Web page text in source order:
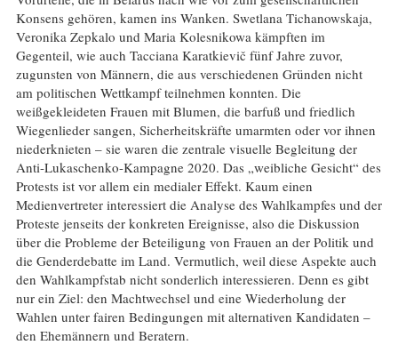
Konsens gehören, kamen ins Wanken. Swetlana Tichanowskaja,
Veronika Zepkalo und Maria Kolesnikowa kämpften im
Gegenteil, wie auch Tacciana Karatkievič fünf Jahre zuvor,
zugunsten von Männern, die aus verschiedenen Gründen nicht
am politischen Wettkampf teilnehmen konnten. Die
weißgekleideten Frauen mit Blumen, die barfuß und friedlich
Wiegenlieder sangen, Sicherheitskräfte umarmten oder vor ihnen
niederknieten – sie waren die zentrale visuelle Begleitung der
Anti-Lukaschenko-Kampagne 2020. Das „weibliche Gesicht“ des
Protests ist vor allem ein medialer Effekt. Kaum einen
Medienvertreter interessiert die Analyse des Wahlkampfes und der
Proteste jenseits der konkreten Ereignisse, also die Diskussion
über die Probleme der Beteiligung von Frauen an der Politik und
die Genderdebatte im Land. Vermutlich, weil diese Aspekte auch
den Wahlkampfstab nicht sonderlich interessieren. Denn es gibt
nur ein Ziel: den Machtwechsel und eine Wiederholung der
Wahlen unter fairen Bedingungen mit alternativen Kandidaten –
den Ehemännern und Beratern.